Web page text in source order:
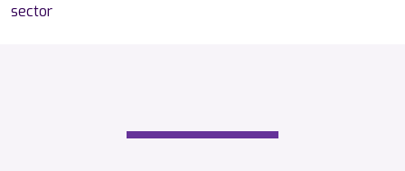
sector